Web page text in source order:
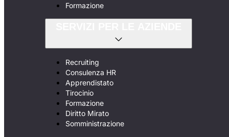
Formazione
Recruiting
Consulenza HR
Apprendistato
Tirocinio
Formazione
Diritto Mirato
Somministrazione